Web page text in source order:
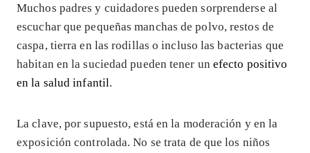
Muchos padres y cuidadores pueden sorprenderse al
escuchar que pequeñas manchas de polvo, restos de
caspa, tierra en las rodillas o incluso las bacterias que
habitan en la suciedad pueden tener un efecto positivo
en la salud infantil.
La clave, por supuesto, está en la moderación y en la
exposición controlada. No se trata de que los niños